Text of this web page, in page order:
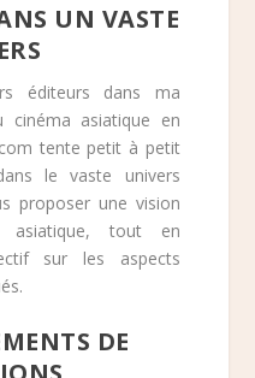
UN VASTE
éditeurs dans ma
asiatique en
tente petit à petit
le vaste univers
proposer une vision
asiatique, tout en
sur les aspects
DE